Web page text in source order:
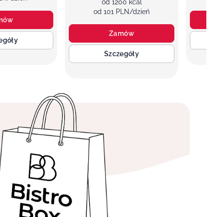
od 1200 kcal
od 101 PLN/dzień
Zamów
Szczegóły